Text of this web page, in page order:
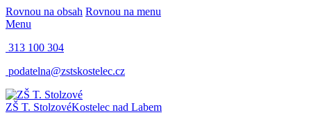
Rovnou na obsah Rovnou na menu
Menu
313 100 304
podatelna@zstskostelec.cz
ZŠ T. StolzovéKostelec nad Labem